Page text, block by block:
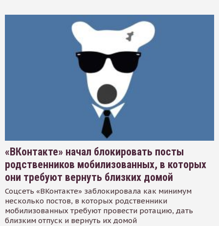
«ВКонтакте» начал блокировать посты
родственников мобилизованных, в которых
они требуют вернуть близких домой
Соцсеть «ВКонтакте» заблокировала как минимум
несколько постов, в которых родственники
мобилизованных требуют провести ротацию, дать
близким отпуск и вернуть их домой